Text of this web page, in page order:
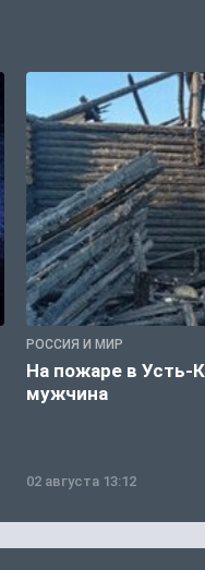
РОССИЯ И МИР
На пожаре в Усть-
мужчина
02 августа 13:12